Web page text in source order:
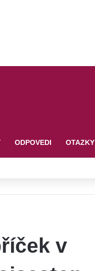
ODPOVEDI OTAZKY
v